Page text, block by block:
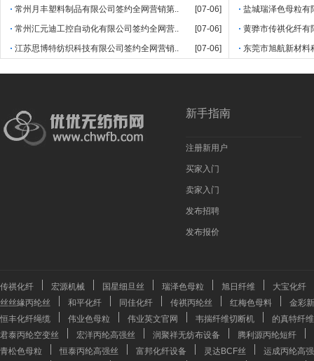
常州月丰塑料制品有限公司签约全网营销第..
[07-06]
常州汇元迪工控自动化有限公司签约全网营..
[07-06]
江苏思博特纺织科技有限公司签约全网营销..
[07-06]
盐城瑞泽色母粒有
黄骅市传祺化纤有
东莞市旭航新材料
新手指南
注册新用户
买家入门
卖家入门
发布招聘
发布报价
传祺化纤 宏源机械 国星细旦丝 瑞泽色母粒 旭日纤维
大宝化纤
丝丝緣丙纶丝
和平化纤 同佳化纤 传祺丙纶丝 红梅色母料
金彩
恒丰化纤绳缆
伟业色母粒 伟业英文官网 韦揣纤维切断机
的真特纤维
君泰丙纶空变丝
宏洋丙纶高强丝 润聚祥无纺布设备
腾利源丙纶短纤
青松色母粒
恒泰丙纶高强丝 富邦化纤设备 灵达BCF丝
运成丙纶高